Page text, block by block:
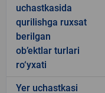
uchastkasida
qurilishga ruxsat
berilgan
ob’ektlar turlari
ro‘yxati
Yer uchastkasi